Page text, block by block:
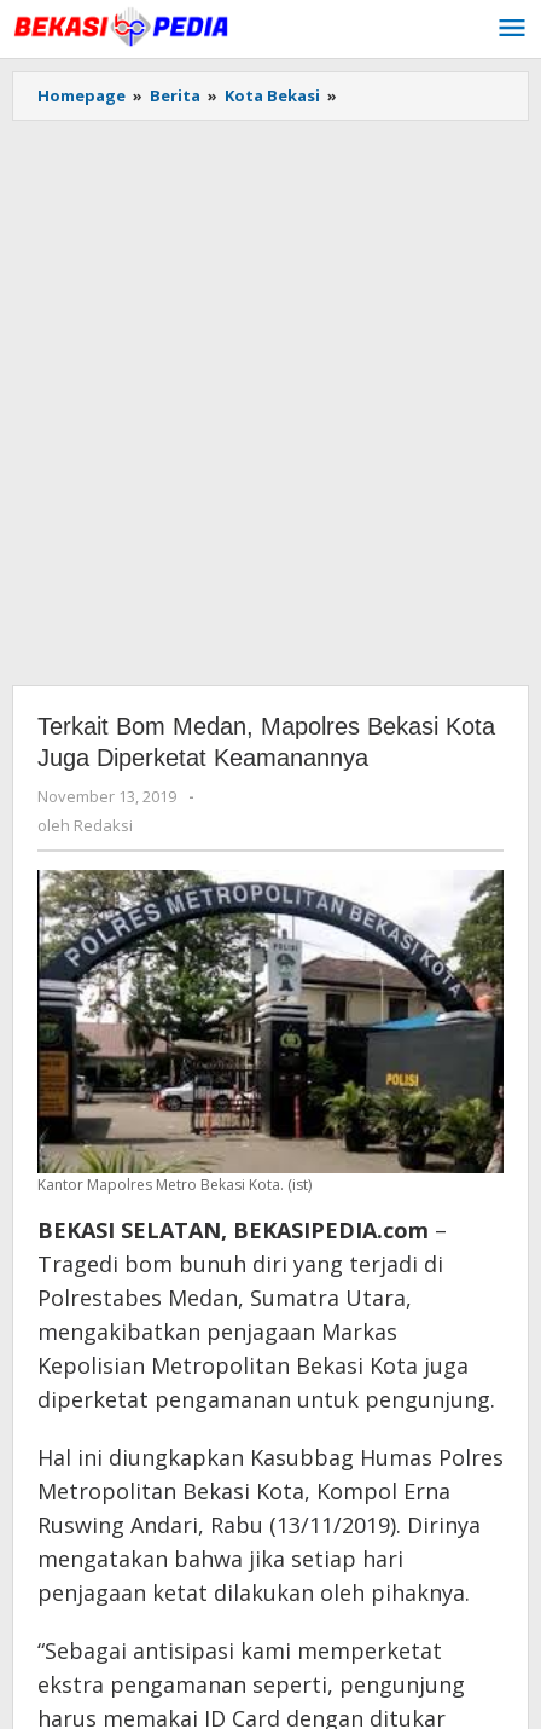
Lewati
ke
konten
Homepage » Berita » Kota Bekasi »
Bom
Terkait Bom Medan, Mapolres Bekasi Kota
Juga Diperketat Keamanannya
November 13, 2019
oleh
-
oleh Redaksi
Kantor Mapolres Metro Bekasi Kota. (ist)
BEKASI SELATAN, BEKASIPEDIA.com –
Tragedi bom bunuh diri yang terjadi di
Polrestabes Medan, Sumatra Utara,
mengakibatkan penjagaan Markas
Kepolisian Metropolitan Bekasi Kota juga
diperketat pengamanan untuk pengunjung.
Hal ini diungkapkan Kasubbag Humas Polres
Metropolitan Bekasi Kota, Kompol Erna
Ruswing Andari, Rabu (13/11/2019). Dirinya
mengatakan bahwa jika setiap hari
penjagaan ketat dilakukan oleh pihaknya.
“Sebagai antisipasi kami memperketat
ekstra pengamanan seperti, pengunjung
harus memakai ID Card dengan ditukar